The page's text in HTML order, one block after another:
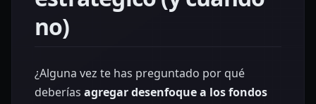
no)
¿Alguna vez te has preguntado por qué
deberías agregar desenfoque a los fondos